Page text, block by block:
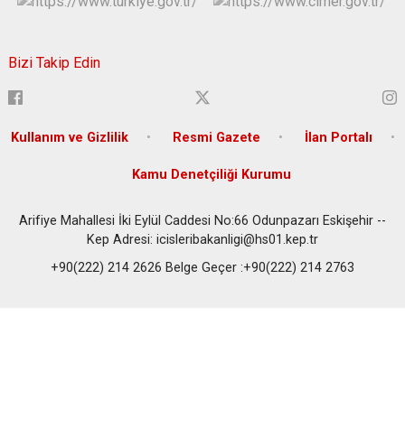
Bizi Takip Edin
Kullanım ve Gizlilik Resmi Gazete İlan Portalı
Kamu Denetçiliği Kurumu
Arifiye Mahallesi İki Eylül Caddesi No:66 Odunpazarı Eskişehir --
Kep Adresi: icisleribakanligi@hs01.kep.tr
+90(222) 214 2626 Belge Geçer :+90(222) 214 2763